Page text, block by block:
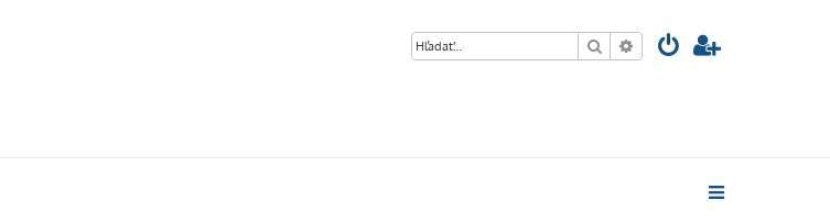
Hľadať Rozšírené vyhľadávanie